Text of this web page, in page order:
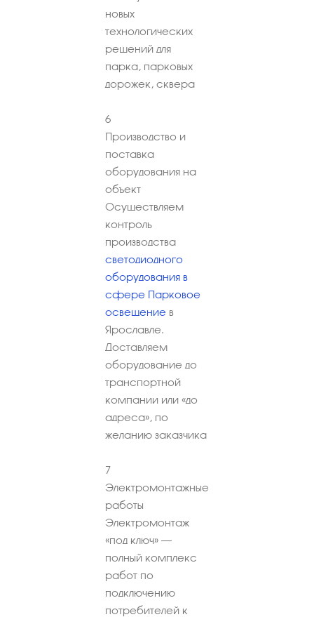
новых
технологических
решений для
парка, парковых
дорожек, сквера
6
Производство и
поставка
оборудования на
объект
Осуществляем
контроль
производства
светодиодного
оборудования в
сфере Парковое
освещение в
Ярославле.
Доставляем
оборудование до
транспортной
компании или «до
адреса», по
желанию заказчика
7
Электромонтажные
работы
Электромонтаж
«под ключ» –
полный комплекс
работ по
подключению
потребителей к